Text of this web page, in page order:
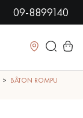
09-8899140
Fermer
BÂTON ROMPU